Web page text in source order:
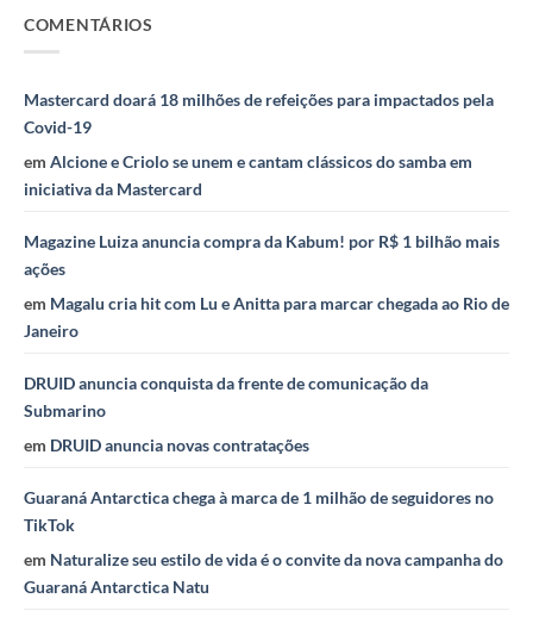
COMENTÁRIOS
Mastercard doará 18 milhões de refeições para impactados pela
Covid-19
em Alcione e Criolo se unem e cantam clássicos do samba em
iniciativa da Mastercard
Magazine Luiza anuncia compra da Kabum! por R$ 1 bilhão mais
ações
em Magalu cria hit com Lu e Anitta para marcar chegada ao Rio de
Janeiro
DRUID anuncia conquista da frente de comunicação da
Submarino
em DRUID anuncia novas contratações
Guaraná Antarctica chega à marca de 1 milhão de seguidores no
TikTok
em Naturalize seu estilo de vida é o convite da nova campanha do
Guaraná Antarctica Natu